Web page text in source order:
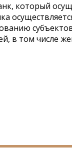
который
в том числе